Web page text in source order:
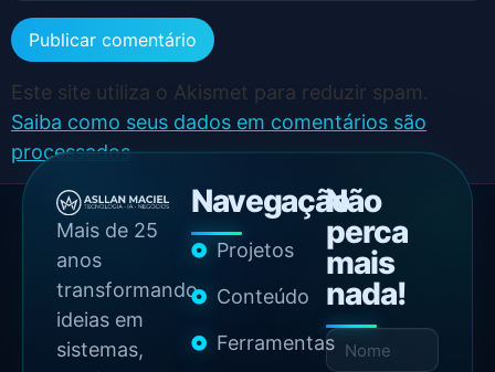
Este site utiliza o Akismet para reduzir spam.
Saiba como seus dados em comentários são
processados.
Mais de 25
anos
transformando
ideias em
sistemas,
Navegação
Projetos
Conteúdo
Ferramentas
Não
perca
mais
nada!